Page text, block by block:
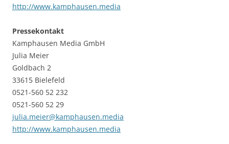
http://www.kamphausen.media
Pressekontakt
Kamphausen Media GmbH
Julia Meier
Goldbach 2
33615 Bielefeld
0521-560 52 232
0521-560 52 29
julia.meier@kamphausen.media
http://www.kamphausen.media